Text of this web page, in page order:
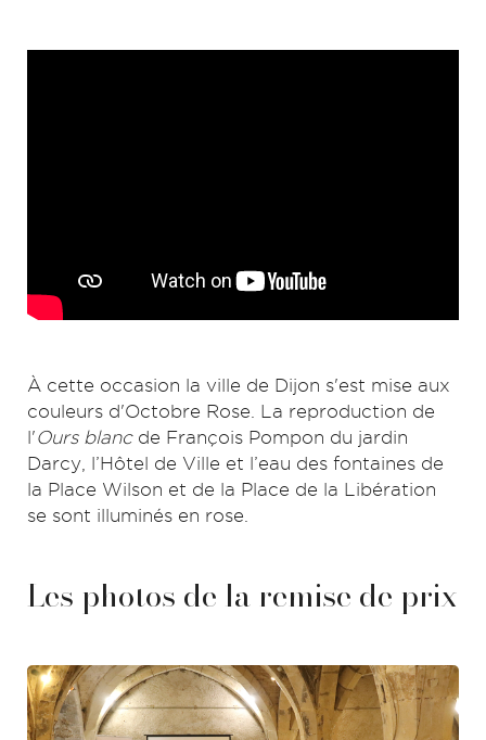
À cette occasion la ville de Dijon s'est mise aux
couleurs d'Octobre Rose. La reproduction de
l'Ours blancde François Pompon du jardin
Darcy, l’Hôtel de Ville et l’eau des fontaines de
la Place Wilson et de la Place de la Libération
se sont illuminés en rose.
Les photos de la remise de prix